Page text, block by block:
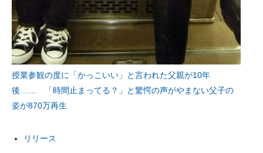
授業参観の度に「かっこいい」と言われた父親が10年
後…… 「時間止まってる？」と驚愕の声がやまない父子の
姿が870万再生
リリース